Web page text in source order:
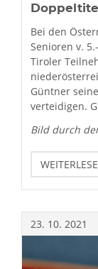
Bei den
Senioren v.
Tiroler
Güntner
verteidigen.
Bild durch
23. 10. 2021